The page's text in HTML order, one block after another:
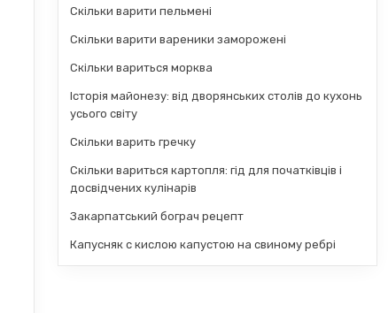
Скільки варити пельмені
Скільки варити вареники заморожені
Скільки вариться морква
Історія майонезу: від дворянських столів до кухонь
усього світу
Скільки варить гречку
Скільки вариться картопля: гід для початківців і
досвідчених кулінарів
Закарпатський бограч рецепт
Капусняк с кислою капустою на свиному ребрі